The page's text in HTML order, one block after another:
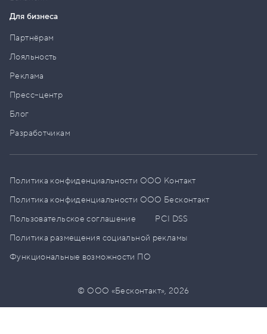
Для бизнеса
Партнёрам
Лояльность
Реклама
Пресс–центр
Блог
Разработчикам
Политика конфиденциальности ООО Контакт
Политика конфиденциальности ООО Бесконтакт
Пользовательское соглашение
PCI DSS
Политика размещения социальной рекламы
Функциональные возможности ПО
© ООО «Бесконтакт»,2026